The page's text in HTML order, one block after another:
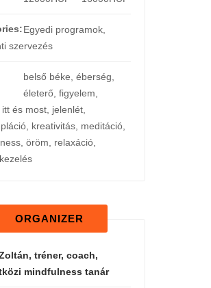
Egyedi programok,
szervezés
belső béke éberség
életerő, figyelem
itt és most, jelenlét,
, kreativitás, meditáció,
, öröm relaxáció,
ORGANIZER
tréner, coach,
mindfulness tanár